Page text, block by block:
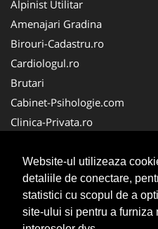
Website-ul utilizeaza
detaliile de conectare,
statistici cu scopul de a
site-ului si pentru a furniza
Alpinist Utilitar
Amenajari Gradina
Birouri-Cadastru.ro
Cardiologul.ro
Brutari
Cabinet-Psihologie.com
Clinica-Privata.ro
Cabinet-Individual.ro
CentruInchirieri.ro
Echipamente Romania
MedicAcupunctura.ro